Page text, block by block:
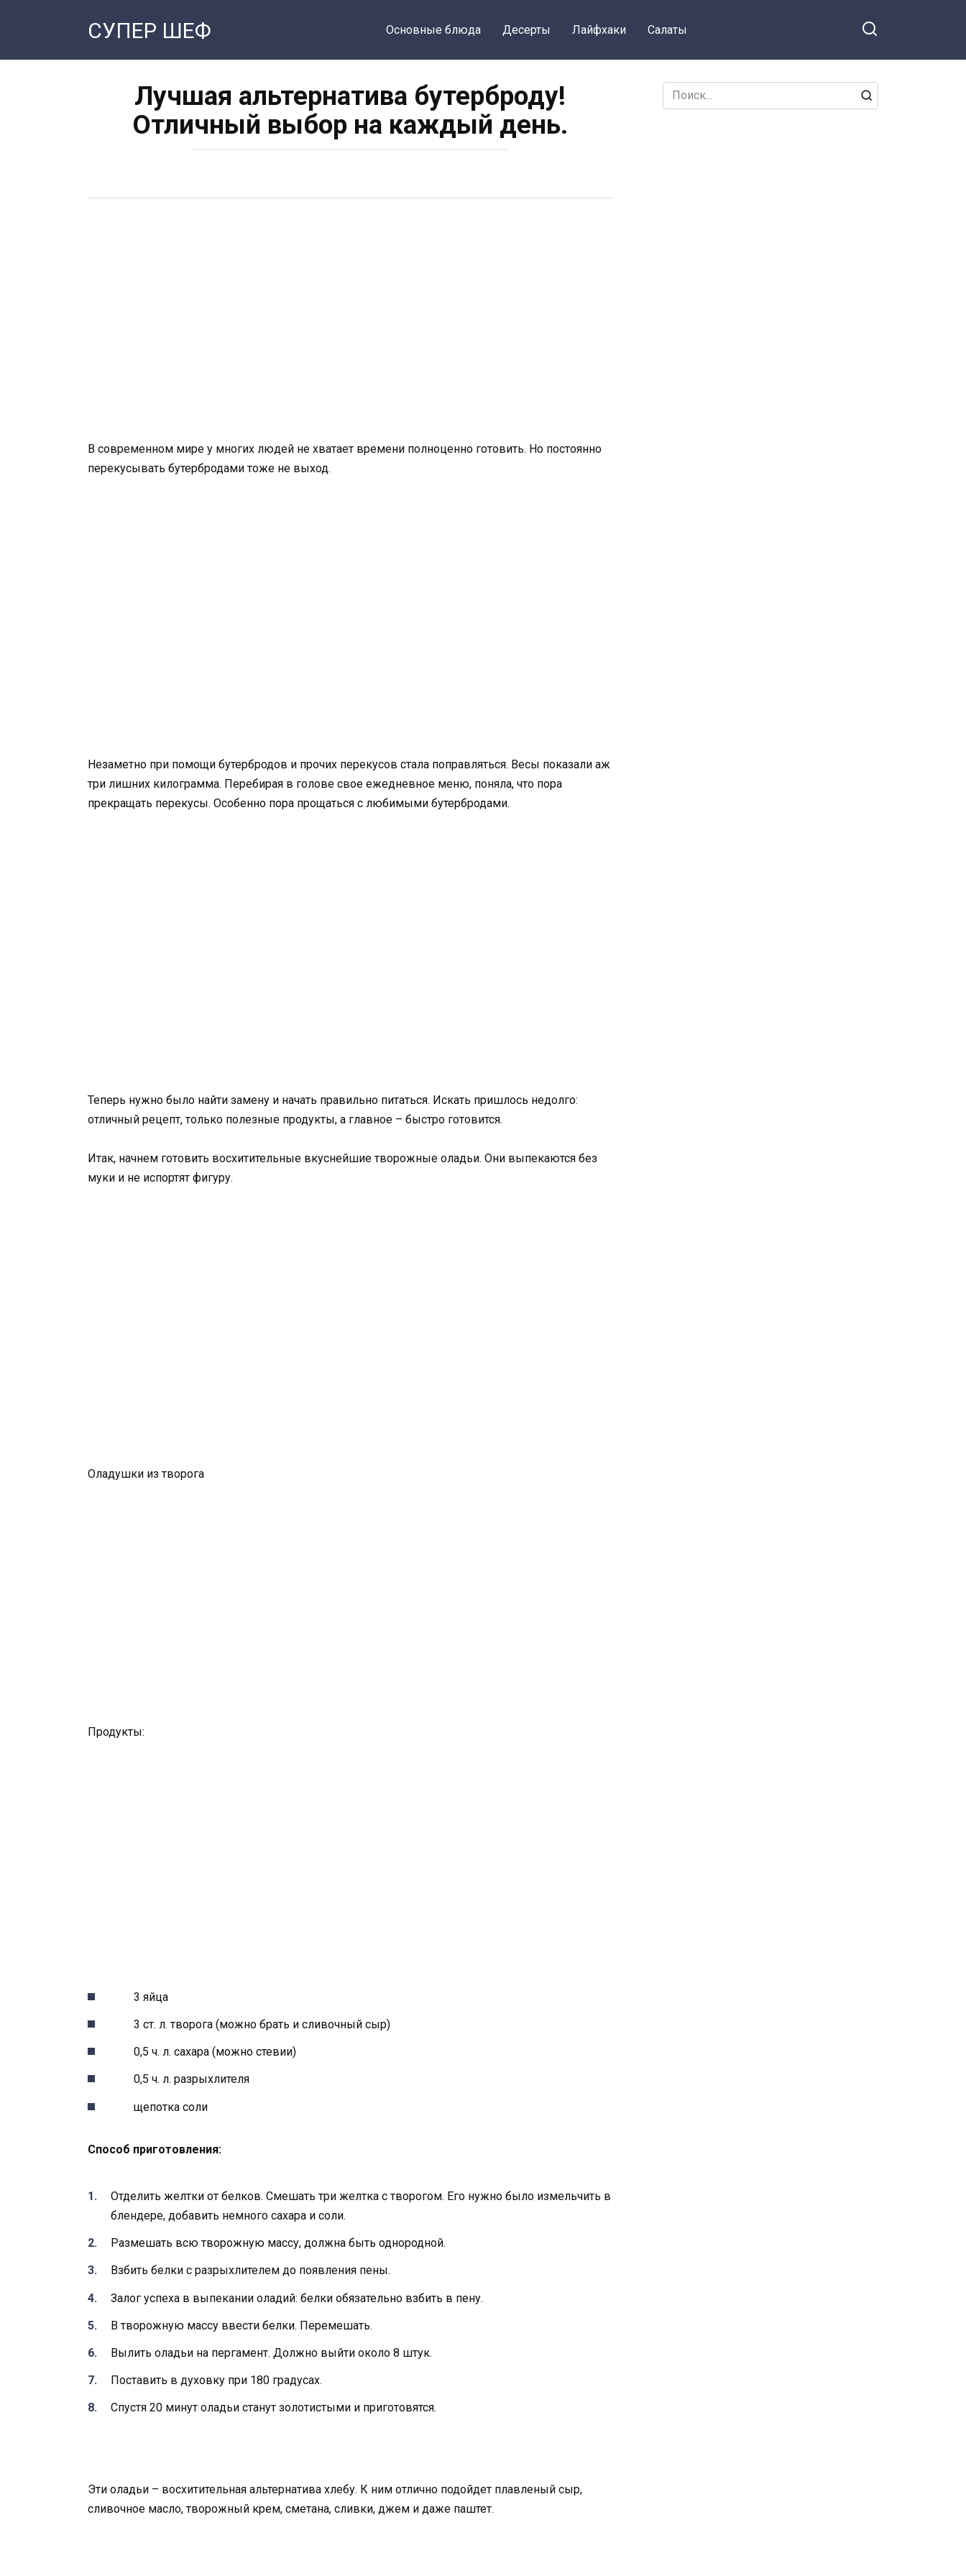
СУПЕР ШЕФ Основные блюда Десерты Лайфхаки Салаты
Лучшая альтернатива бутерброду!
Отличный выбор на каждый день.
В современном мире у многих людей не хватает времени полноценно готовить. Но постоянно
перекусывать бутербродами тоже не выход.
Незаметно при помощи бутербродов и прочих перекусов стала поправляться. Весы показали аж
три лишних килограмма. Перебирая в голове свое ежедневное меню, поняла, что пора
прекращать перекусы. Особенно пора прощаться с любимыми бутербродами.
Теперь нужно было найти замену и начать правильно питаться. Искать пришлось недолго:
отличный рецепт, только полезные продукты, а главное – быстро готовится.
Итак, начнем готовить восхитительные вкуснейшие творожные оладьи. Они выпекаются без
муки и не испортят фигуру.
Оладушки из творога
Продукты:
3 яйца
3 ст. л. творога (можно брать и сливочный сыр)
0,5 ч. л. сахара (можно стевии)
0,5 ч. л. разрыхлителя
щепотка соли
Способ приготовления:
Отделить желтки от белков. Смешать три желтка с творогом. Его нужно было измельчить в
блендере, добавить немного сахара и соли.
Размешать всю творожную массу, должна быть однородной.
Взбить белки с разрыхлителем до появления пены.
Залог успеха в выпекании оладий: белки обязательно взбить в пену.
В творожную массу ввести белки. Перемешать.
Вылить оладьи на пергамент. Должно выйти около 8 штук.
Поставить в духовку при 180 градусах.
Спустя 20 минут оладьи станут золотистыми и приготовятся.
Эти оладьи – восхитительная альтернатива хлебу. К ним отлично подойдет плавленый сыр,
сливочное масло, творожный крем, сметана, сливки, джем и даже паштет.
Search
for: